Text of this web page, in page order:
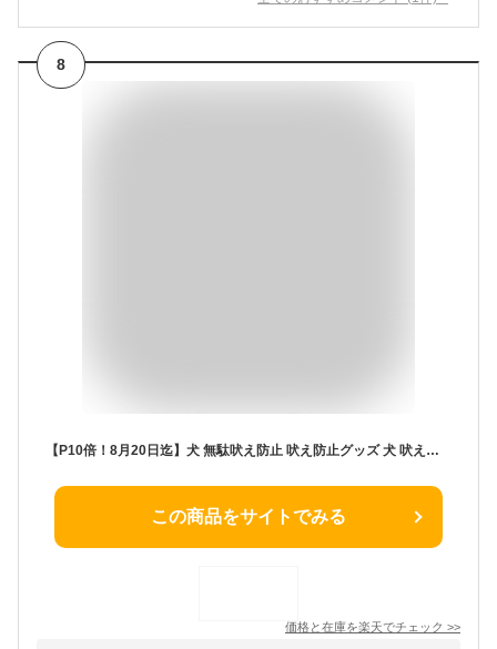
8
【P10倍！8月20日迄】犬 無駄吠え防止 吠え防止グッズ 犬 吠える対策 3重超音波 自動発信 3段階感度調節 安全無害 防水 全種類犬使用 犬の鳴き声を感知して 安眠妨害 夜泣き対策 室内 屋外 防音 対策 USB充電 アンチ吠え装置
この商品をサイトでみる
価格と在庫を楽天でチェック >>